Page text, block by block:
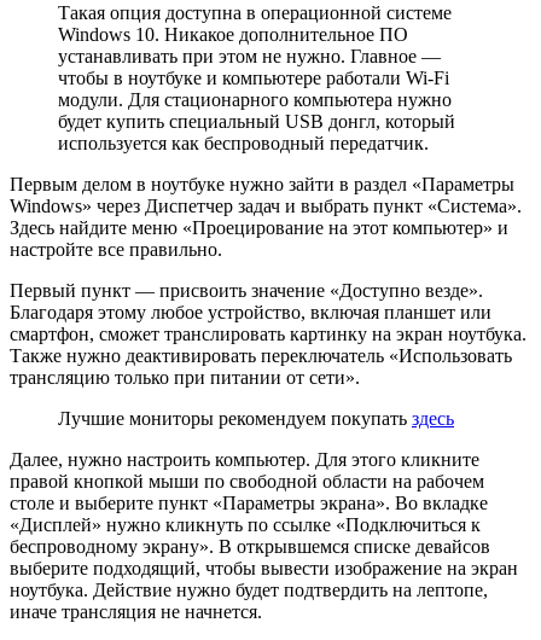
Такая опция доступна в операционной системе
Windows 10. Никакое дополнительное ПО
устанавливать при этом не нужно. Главное —
чтобы в ноутбуке и компьютере работали Wi-Fi
модули. Для стационарного компьютера нужно
будет купить специальный USB донгл, который
используется как беспроводный передатчик.
Первым делом в ноутбуке нужно зайти в раздел «Параметры
Windows» через Диспетчер задач и выбрать пункт «Система».
Здесь найдите меню «Проецирование на этот компьютер» и
настройте все правильно.
Первый пункт — присвоить значение «Доступно везде».
Благодаря этому любое устройство, включая планшет или
смартфон, сможет транслировать картинку на экран ноутбука.
Также нужно деактивировать переключатель «Использовать
трансляцию только при питании от сети».
Лучшие мониторы рекомендуем покупать здесь
Далее, нужно настроить компьютер. Для этого кликните
правой кнопкой мыши по свободной области на рабочем
столе и выберите пункт «Параметры экрана». Во вкладке
«Дисплей» нужно кликнуть по ссылке «Подключиться к
беспроводному экрану». В открывшемся списке девайсов
выберите подходящий, чтобы вывести изображение на экран
ноутбука. Действие нужно будет подтвердить на лептопе,
иначе трансляция не начнется.